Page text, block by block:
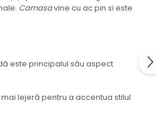
Camasavine cu ac pin si este
este principalul său aspect
lejeră pentru a accentua stilul